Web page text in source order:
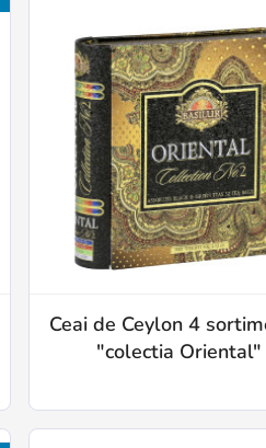
Ceai de Ceylon 4
"colectia Oriental"